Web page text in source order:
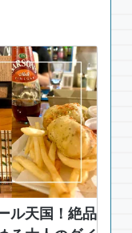
ル天国！絶品